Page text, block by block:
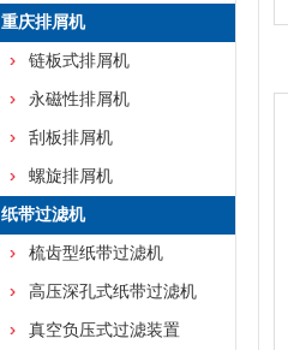
重庆排屑机
链板式排屑机
永磁性排屑机
刮板排屑机
螺旋排屑机
纸带过滤机
梳齿型纸带过滤机
高压深孔式纸带过滤机
真空负压式过滤装置